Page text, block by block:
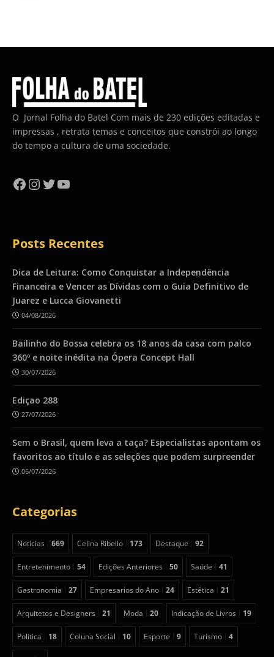
O Jornal Folha do Batel Com mais de 230 edições editadas e
impressas , retrata temas e conceitos que constrói ao longo
do tempo a cultura de uma sociedade.
Facebook
Instagram
Twitter
YouTube
Posts Recentes
Dica de Leitura: Como Conquistar a Independência
Financeira e Vencer as Dívidas com o Guia Definitivo de
Juarez e Lucca Giovanetti
04/08/2026
Bailinho do Bossa celebra os 18 anos da casa com palco
360º e noite inédita na Ópera Concept Hall
30/07/2026
Ediçao 288
27/07/2026
Sem o Brasil, quem leva a taça? Especialistas apontam os
favoritos ao título e as seleções que podem surpreender
06/07/2026
Categorias
Notícias 669 Celina Ribello 173 Destaque 92
Entretenimento 54 Edições Anteriores 50 Saúde 41
Gastronomia 27 Empresarios do Ano 24 Estética 21
Arquitetos e Designers 21 Moda 20 Indicação de Livros 19
Política 18 Coluna Social 10 Esporte 9 Turismo 4